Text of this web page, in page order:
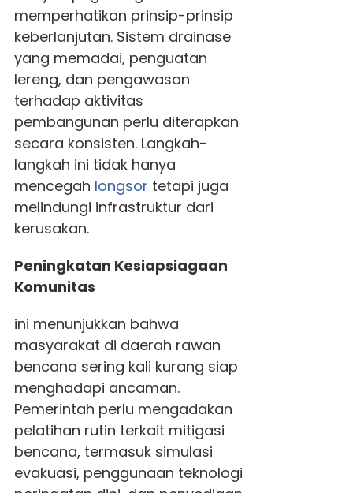
memperhatikan prinsip-prinsip
keberlanjutan. Sistem drainase
yang memadai, penguatan
lereng, dan pengawasan
terhadap aktivitas
pembangunan perlu diterapkan
secara konsisten. Langkah-
langkah ini tidak hanya
mencegah longsor tetapi juga
melindungi infrastruktur dari
kerusakan.
Peningkatan Kesiapsiagaan
Komunitas
ini menunjukkan bahwa
masyarakat di daerah rawan
bencana sering kali kurang siap
menghadapi ancaman.
Pemerintah perlu mengadakan
pelatihan rutin terkait mitigasi
bencana, termasuk simulasi
evakuasi, penggunaan teknologi